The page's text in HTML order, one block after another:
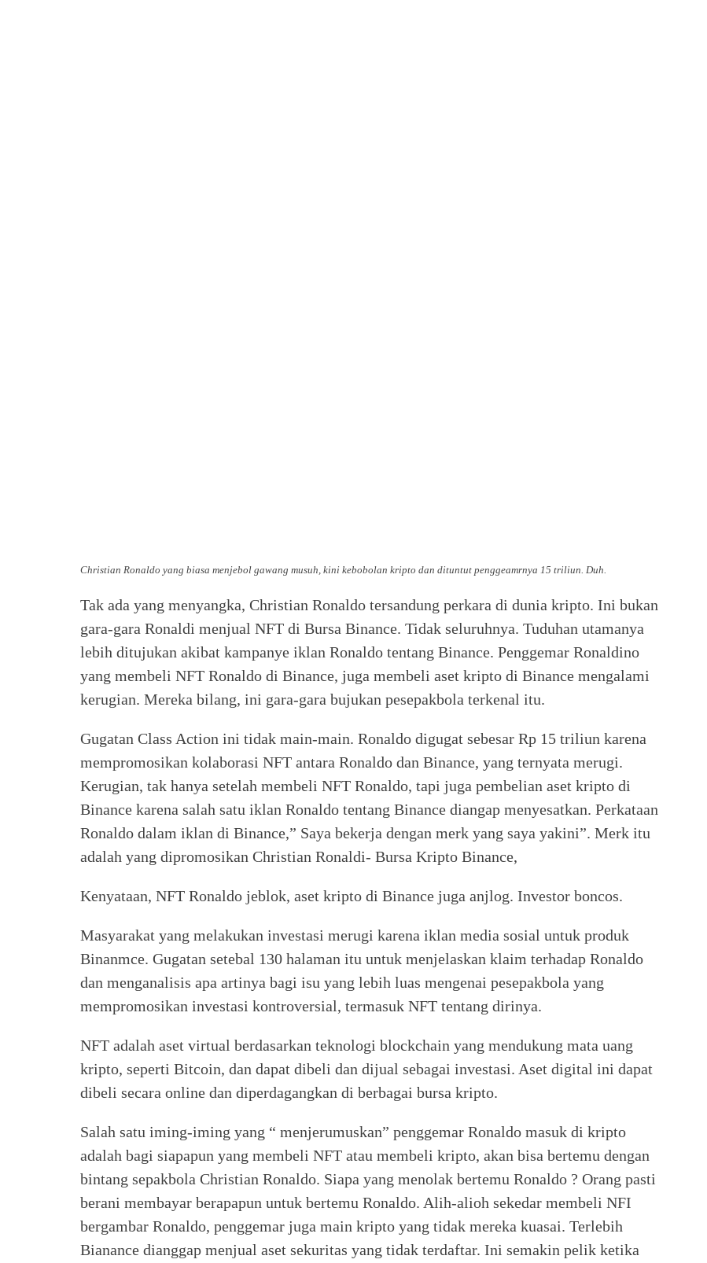
Christian Ronaldo yang biasa menjebol gawang musuh, kini kebobolan kripto dan dituntut penggeamrnya 15 triliun. Duh.
Tak ada yang menyangka, Christian Ronaldo tersandung perkara di dunia kripto. Ini bukan
gara-gara Ronaldi menjual NFT di Bursa Binance. Tidak seluruhnya. Tuduhan utamanya
lebih ditujukan akibat kampanye iklan Ronaldo tentang Binance. Penggemar Ronaldino
yang membeli NFT Ronaldo di Binance, juga membeli aset kripto di Binance mengalami
kerugian. Mereka bilang, ini gara-gara bujukan pesepakbola terkenal itu.
Gugatan Class Action ini tidak main-main. Ronaldo digugat sebesar Rp 15 triliun karena
mempromosikan kolaborasi NFT antara Ronaldo dan Binance, yang ternyata merugi.
Kerugian, tak hanya setelah membeli NFT Ronaldo, tapi juga pembelian aset kripto di
Binance karena salah satu iklan Ronaldo tentang Binance diangap menyesatkan. Perkataan
Ronaldo dalam iklan di Binance,” Saya bekerja dengan merk yang saya yakini”. Merk itu
adalah yang dipromosikan Christian Ronaldi- Bursa Kripto Binance,
Kenyataan, NFT Ronaldo jeblok, aset kripto di Binance juga anjlog. Investor boncos.
Masyarakat yang melakukan investasi merugi karena iklan media sosial untuk produk
Binanmce. Gugatan setebal 130 halaman itu untuk menjelaskan klaim terhadap Ronaldo
dan menganalisis apa artinya bagi isu yang lebih luas mengenai pesepakbola yang
mempromosikan investasi kontroversial, termasuk NFT tentang dirinya.
NFT adalah aset virtual berdasarkan teknologi blockchain yang mendukung mata uang
kripto, seperti Bitcoin, dan dapat dibeli dan dijual sebagai investasi. Aset digital ini dapat
dibeli secara online dan diperdagangkan di berbagai bursa kripto.
Salah satu iming-iming yang “ menjerumuskan” penggemar Ronaldo masuk di kripto
adalah bagi siapapun yang membeli NFT atau membeli kripto, akan bisa bertemu dengan
bintang sepakbola Christian Ronaldo. Siapa yang menolak bertemu Ronaldo ? Orang pasti
berani membayar berapapun untuk bertemu Ronaldo. Alih-alioh sekedar membeli NFI
bergambar Ronaldo, penggemar juga main kripto yang tidak mereka kuasai. Terlebih
Bianance dianggap menjual aset sekuritas yang tidak terdaftar. Ini semakin pelik ketika